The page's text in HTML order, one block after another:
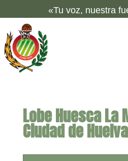
«Tu voz, nuestra
Lobe Huesca La
Ciudad de